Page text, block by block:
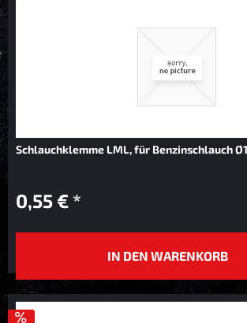
Schlauchklemme LML, für Benzinschlauch
0,55 € *
IN DEN WARENKORB